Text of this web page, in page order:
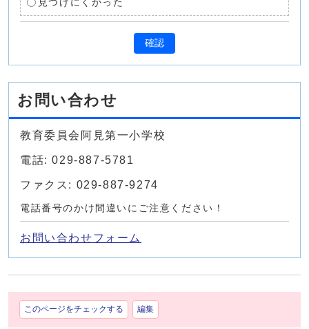
見つけにくかった
確認
お問い合わせ
教育委員会阿見第一小学校
電話: 029-887-5781
ファクス: 029-887-9274
電話番号のかけ間違いにご注意ください！
お問い合わせフォーム
このページをチェックする 編集